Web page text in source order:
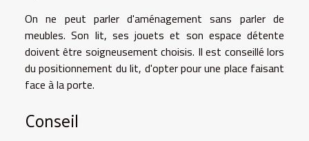
On ne peut parler d'aménagement sans parler de
meubles. Son lit, ses jouets et son espace détente
doivent être soigneusement choisis. Il est conseillé lors
du positionnement du lit, d'opter pour une place faisant
face à la porte.
Conseil